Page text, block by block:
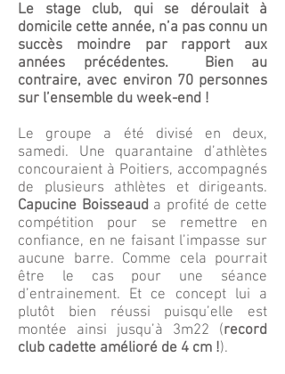
Le stage club, qui se déroulait à
domicile cette année, n’a pas connu un
succès moindre par rapport aux
années précédentes. Bien au
contraire, avec environ 70 personnes
sur l’ensemble du week-end !
Le groupe a été divisé en deux,
samedi. Une quarantaine d’athlètes
concouraient à Poitiers, accompagnés
de plusieurs athlètes et dirigeants.
Capucine Boisseauda profité de cette
compétition pour se remettre en
confiance, en ne faisant l’impasse sur
aucune barre. Comme cela pourrait
être le cas pour une séance
d’entrainement. Et ce concept lui a
plutôt bien réussi puisqu’elle est
montée ainsi jusqu’à 3m22 (record
club cadette amélioré de 4 cm !).